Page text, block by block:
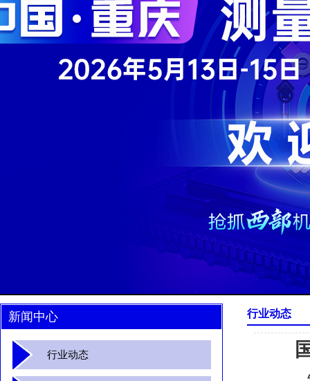
新闻中心
行业动态
行业动态